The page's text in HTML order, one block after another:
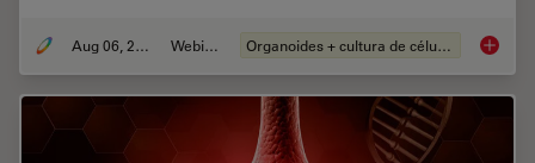
Aug 06, 2024 Webinar Organoides + cultura de células 3D How